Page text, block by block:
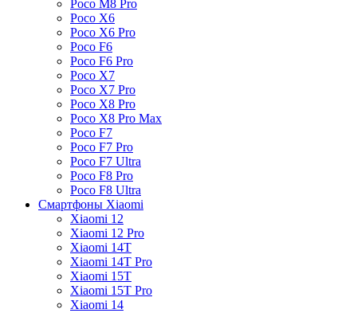
Poco M8 Pro
Poco X6
Poco X6 Pro
Poco F6
Poco F6 Pro
Poco X7
Poco X7 Pro
Poco X8 Pro
Poco X8 Pro Max
Poco F7
Poco F7 Pro
Poco F7 Ultra
Poco F8 Pro
Poco F8 Ultra
Смартфоны Xiaomi
Xiaomi 12
Xiaomi 12 Pro
Xiaomi 14T
Xiaomi 14T Pro
Xiaomi 15T
Xiaomi 15T Pro
Xiaomi 14